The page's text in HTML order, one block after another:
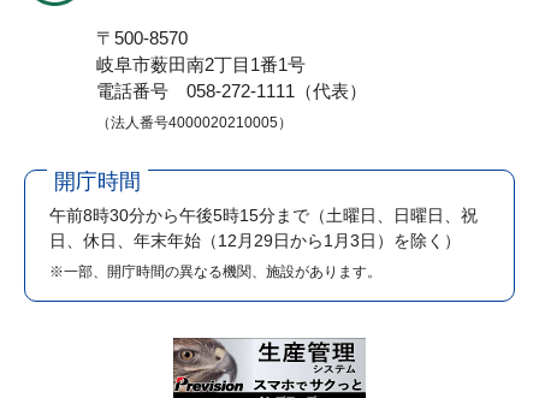
〒500-8570
岐阜市薮田南2丁目1番1号
電話番号 058-272-1111（代表）
（法人番号4000020210005）
開庁時間
午前8時30分から午後5時15分まで （土曜日、日曜日、祝
日、休日、年末年始（12月29日から1月3日）を除く）
※一部、開庁時間の異なる機関、施設があります。